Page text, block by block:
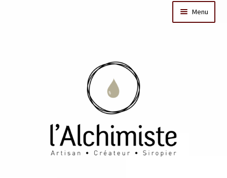
Menu
Acheter en ligne